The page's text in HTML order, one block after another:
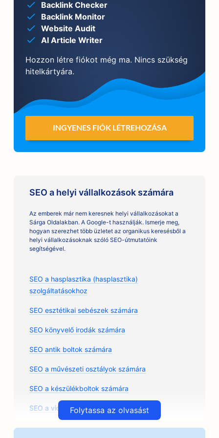
Backlink Checker
Backlink Monitor
Website Audit
AI Article Writer
Hozzon létre fiókot még ma. Nincs szükség
hitelkártyára.
INGYENES FIÓK LÉTREHOZÁSA
SEO a helyi vállalkozások számára
Az emberek már nem keresnek helyi vállalkozásokat a
Sárga Oldalakban. A Google-t használják. Ismerje meg,
hogyan szerezhet több üzletet az organikus keresésből a
helyi vállalkozásoknak szóló SEO-útmutatóink
segítségével.
SEO a hasplasztika (hasplasztika)
szolgáltatásokhoz
SEO esztétikai sebészek számára
SEO könyvelő irodák számára
SEO antik boltok számára
SEO a művészeti osztályok számára
SEO a készülékboltok számára
SEO a vidámparkok számára
SEO az árkádok számára
Folytassa az olvasást